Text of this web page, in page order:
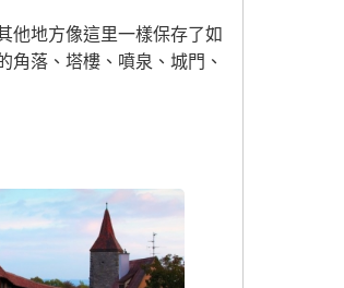
他地方像這里一樣保存了如
落、塔樓、噴泉、城門、